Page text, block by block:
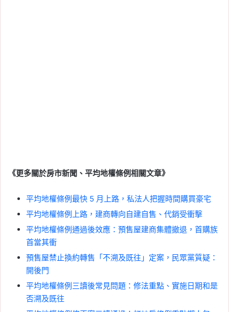
《更多關於房市新聞、平均地權條例相關文章》
平均地權條例最快 5 月上路，私法人把握時間購買豪宅
平均地權條例上路，建商轉向自建自售、代銷受衝擊
平均地權條例通過後效應：預售屋建商集體撤退，首購族
首當其衝
預售屋禁止換約轉售「不溯及既往」定案，民眾黨質疑：
開後門
平均地權條例三讀後常見問題：修法重點、實施日期和是
否溯及既往